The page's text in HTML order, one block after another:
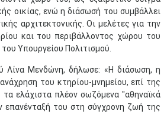
οικίας, ενώ η διάσωσή του συμβάλλει
αρχιτεκτονικής. Οι μελέτες για την
και του περιβάλλοντος χώρου του
Υπουργείου Πολιτισμού.
Λίνα Μενδώνη, δήλωσε: «Η διάσωση, η
του κτηρίου-μνημείου, επί της
ελάχιστα πλέον σωζόμενα "αθηναϊκά
επανένταξή του στη σύγχρονη ζωή της